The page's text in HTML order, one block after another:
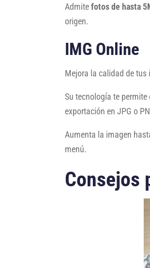
Admitefotos de hasta
origen.
IMG Online
Mejora la calidad de tus
Su tecnología te
exportación en JPG o
Aumenta la imagen
menú.
Consejos